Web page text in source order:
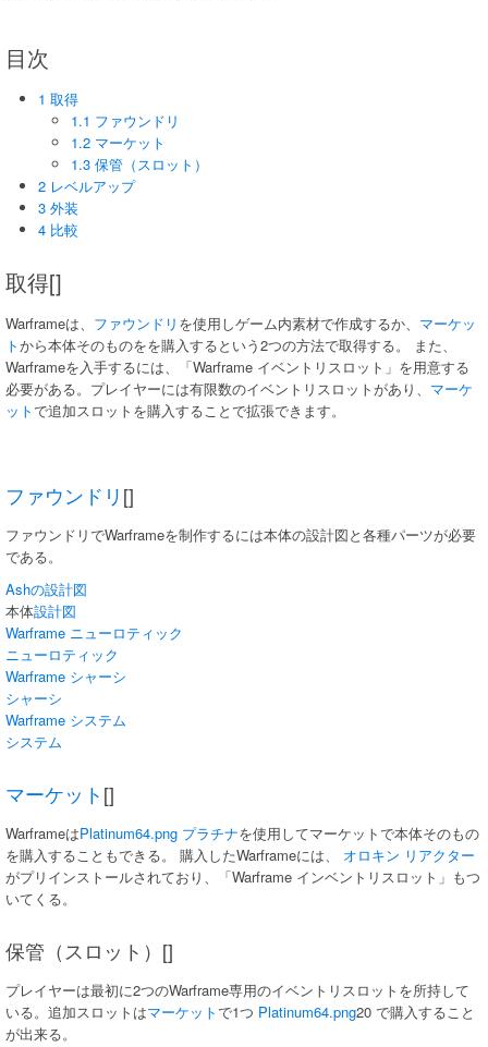
目次
1 取得
1.1 ファウンドリ
1.2 マーケット
1.3 保管（スロット）
2 レベルアップ
3 外装
4 比較
取得[]
Warframeは、 ファウンドリ を使用しゲーム内素材で作成するか、 マーケッ
トから本体そのものをを購入するという2つの方法で取得する。 また、
Warframeを入手するには、「Warframe イベントリスロット」を用意する
必要がある。プレイヤーには有限数のイベントリスロットがあり、 マーケ
ットで追加スロットを購入することで拡張できます。
ファウンドリ[]
ファウンドリでWarframeを制作するには本体の設計図と各種パーツが必要
である。
Ashの設計図
本体設計図
Warframe ニューロティック
ニューロティック
Warframe シャーシ
シャーシ
Warframe システム
システム
マーケット[]
WarframeはPlatinum64.png プラチナを使用してマーケットで本体そのもの
を購入することもできる。 購入したWarframeには、 オロキン リアクター
がプリインストールされており、「Warframe インベントリスロット」もつ
いてくる。
保管（スロット）[]
プレイヤーは最初に2つのWarframe専用のイベントリスロットを所持して
いる。追加スロットはマーケットで1つ Platinum64.png‍20 で購入すること
が出来る。